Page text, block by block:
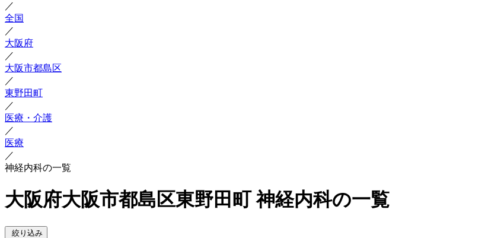
／
全国
／
大阪府
／
大阪市都島区
／
東野田町
／
医療・介護
／
医療
／
神経内科の一覧
大阪府大阪市都島区東野田町 神経内科の一覧
絞り込み